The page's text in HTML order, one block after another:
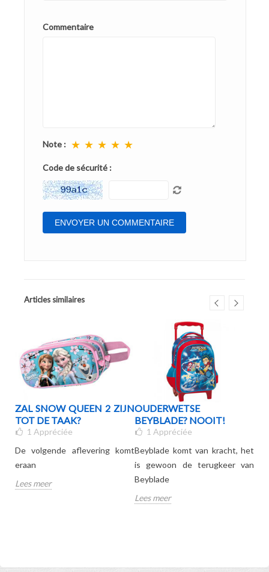
Commentaire
Note : ★ ★ ★ ★ ★
Code de sécurité :
Articles similaires
ZAL SNOW QUEEN 2 ZIJN
TOT DE TAAK?
1 Appréciée
De volgende aflevering komt
eraan
Lees meer
OUDERWETSE
BEYBLADE? NOOIT!
1 Appréciée
Beyblade komt van kracht, het
is gewoon de terugkeer van
Beyblade
Lees meer